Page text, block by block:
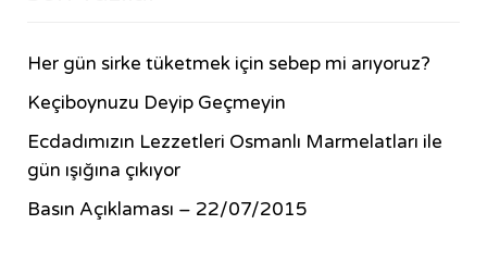
Her gün sirke tüketmek için sebep mi arıyoruz?
Keçiboynuzu Deyip Geçmeyin
Ecdadımızın Lezzetleri Osmanlı Marmelatları ile
gün ışığına çıkıyor
Basın Açıklaması – 22/07/2015